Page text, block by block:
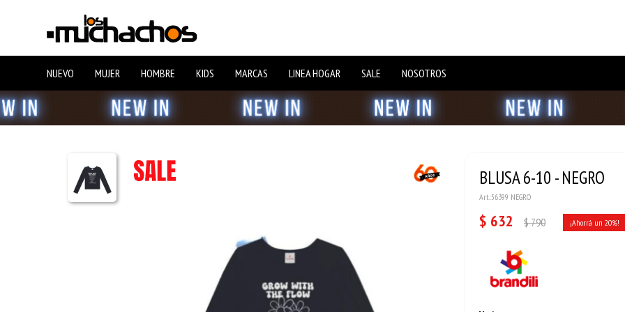
NUEVO MUJER HOMBRE KIDS MARCAS LINEA HOGAR SALE NOSOTROS
BLUSA 6-10 - NEGRO
56399 NEGRO
$ 632 $790 20